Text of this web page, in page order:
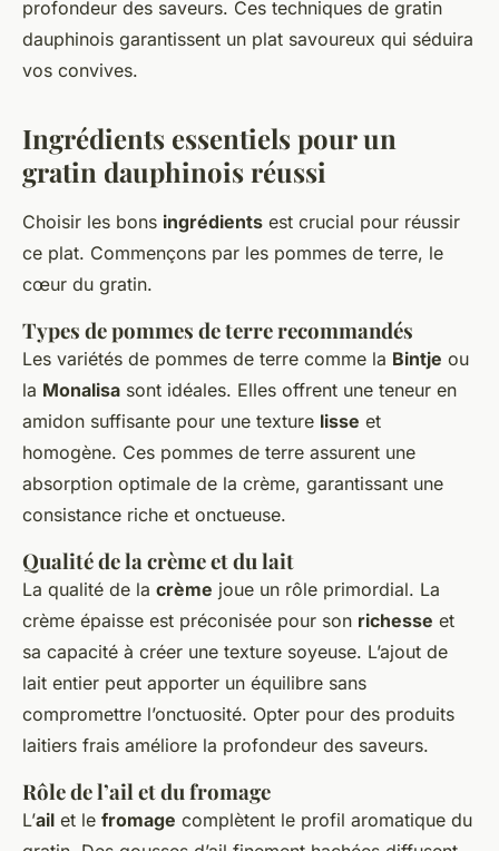
profondeur des saveurs. Ces techniques de gratin
dauphinois garantissent un plat savoureux qui séduira
vos convives.
Ingrédients essentiels pour un
gratin dauphinois réussi
Choisir les bons ingrédients est crucial pour réussir
ce plat. Commençons par les pommes de terre, le
cœur du gratin.
Types de pommes de terre recommandés
Les variétés de pommes de terre comme la Bintje ou
la Monalisa sont idéales. Elles offrent une teneur en
amidon suffisante pour une texture lisse et
homogène. Ces pommes de terre assurent une
absorption optimale de la crème, garantissant une
consistance riche et onctueuse.
Qualité de la crème et du lait
La qualité de la crème joue un rôle primordial. La
crème épaisse est préconisée pour son richesse et
sa capacité à créer une texture soyeuse. L’ajout de
lait entier peut apporter un équilibre sans
compromettre l’onctuosité. Opter pour des produits
laitiers frais améliore la profondeur des saveurs.
Rôle de l’ail et du fromage
L’ail et le fromage complètent le profil aromatique du